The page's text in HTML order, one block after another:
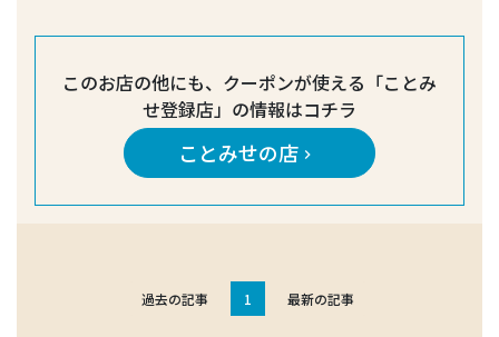
このお店の他にも、クーポンが使える「ことみ
せ登録店」の情報はコチラ
ことみせの店 keyboard_arrow_right
過去の記事 1 最新の記事